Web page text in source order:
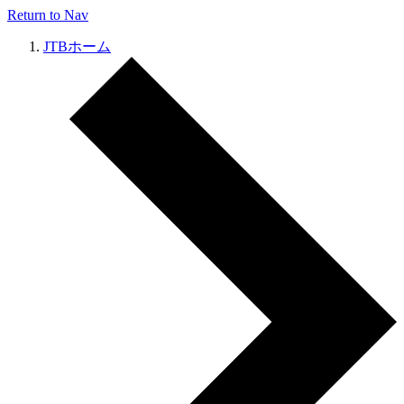
Return to Nav
JTBホーム